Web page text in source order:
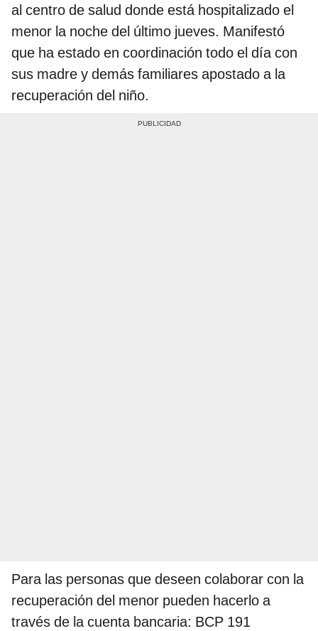
al centro de salud donde está hospitalizado el
menor la noche del último jueves. Manifestó
que ha estado en coordinación todo el día con
sus madre y demás familiares apostado a la
recuperación del niño.
Para las personas que deseen colaborar con la
recuperación del menor pueden hacerlo a
través de la cuenta bancaria: BCP 191